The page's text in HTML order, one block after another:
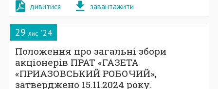
дивитися завантажити
29 лис '24
Положення про загальні збори
акціонерів ПРАТ «ГАЗЕТА
«ПРИАЗОВСЬКИЙ РОБОЧИЙ»,
затверджено 15.11.2024 року.